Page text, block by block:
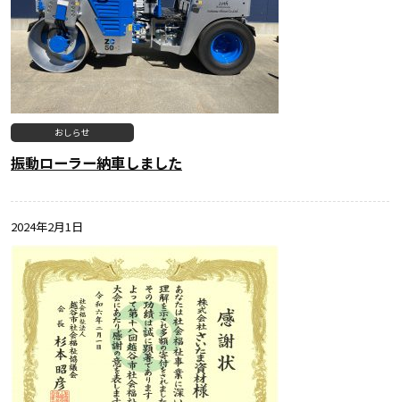
振動ローラー納車しました
おしらせ
2024年2月1日